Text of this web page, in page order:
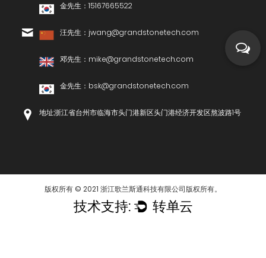
金先生：15167665522
汪先生： jwang@grandstonetech.com
邓先生： mike@grandstonetech.com
金先生： bsk@grandstonetech.com
地址:浙江省台州市临海市头门港新区头门港经济开发区熬波路1号
版权所有 © 2021 浙江歌兰斯通科技有限公司版权所有。
技术支持: 转单云